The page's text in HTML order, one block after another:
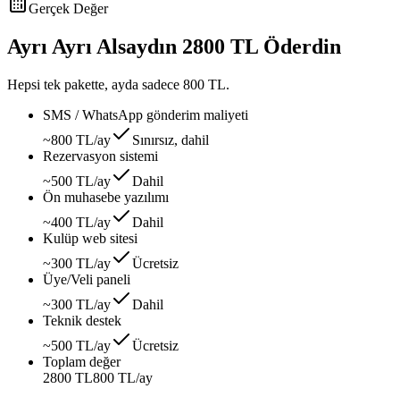
Gerçek Değer
Ayrı Ayrı Alsaydın 2800 TL Öderdin
Hepsi tek pakette, ayda sadece 800 TL.
SMS / WhatsApp gönderim maliyeti
~800 TL/ay
Sınırsız, dahil
Rezervasyon sistemi
~500 TL/ay
Dahil
Ön muhasebe yazılımı
~400 TL/ay
Dahil
Kulüp web sitesi
~300 TL/ay
Ücretsiz
Üye/Veli paneli
~300 TL/ay
Dahil
Teknik destek
~500 TL/ay
Ücretsiz
Toplam değer
2800 TL800 TL/ay